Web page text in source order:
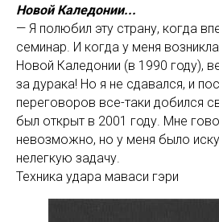
Новой Каледонии...
— Я полюбил эту страну, когда
семинар. И когда у меня
Новой Каледонии (в 1990 году),
за дурака! Но я не сдавался, и
переговоров все-таки добился
был открыт в 2001 году. Мне
невозможно, но у меня было
нелегкую задачу.
Техника удара маваси гэри